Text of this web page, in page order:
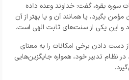
سوره بقره، گفت: خداوند وعده داده
بگیرد، یا همانند آن و یا بهتر از آن
داد و این یکی از سنت‌های ثابت الهی است.
دست دادن برخی امکانات را به معنای
نظام تدبیر خود، همواره جایگزین‌هایی